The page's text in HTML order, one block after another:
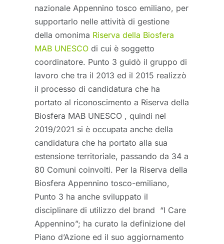
nazionale Appennino tosco emiliano, per
supportarlo nelle attività di gestione
della omonima Riserva della Biosfera
MAB UNESCO di cui è soggetto
coordinatore. Punto 3 guidò il gruppo di
lavoro che tra il 2013 ed il 2015 realizzò
il processo di candidatura che ha
portato al riconoscimento a Riserva della
Biosfera MAB UNESCO , quindi nel
2019/2021 si è occupata anche della
candidatura che ha portato alla sua
estensione territoriale, passando da 34 a
80 Comuni coinvolti. Per la Riserva della
Biosfera Appennino tosco-emiliano,
Punto 3 ha anche sviluppato il
disciplinare di utilizzo del brand “I Care
Appennino”; ha curato la definizione del
Piano d’Azione ed il suo aggiornamento